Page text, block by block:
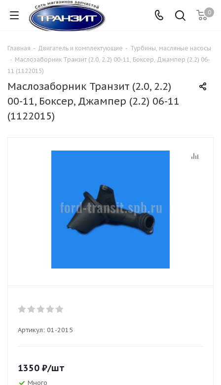
0
Главная - Двигатель и комплектующие - Турбины, масляные насосы
- Маслозаборник Транзит (2.0, 2.2) 00-11, Боксер, Джампер (2.2) 06-
11 (1122015)
Маслозаборник Транзит (2.0, 2.2)
00-11, Боксер, Джампер (2.2) 06-11
(1122015)
Артикул: 01-2015
1350 ₽/шт
Много